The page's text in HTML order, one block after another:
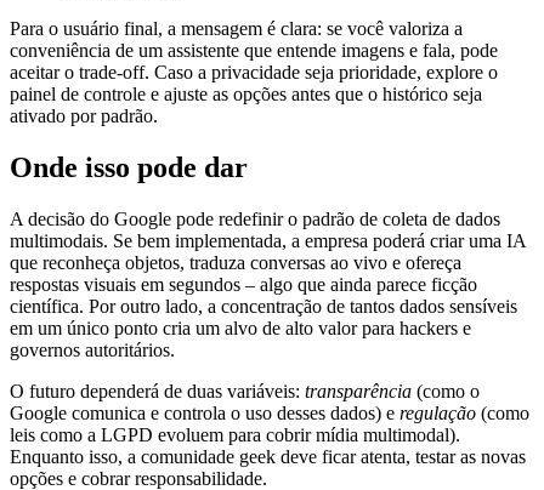
Para o usuário final, a mensagem é clara: se você valoriza a
conveniência de um assistente que entende imagens e fala, pode
aceitar o trade‑off. Caso a privacidade seja prioridade, explore o
painel de controle e ajuste as opções antes que o histórico seja
ativado por padrão.
Onde isso pode dar
A decisão do Google pode redefinir o padrão de coleta de dados
multimodais. Se bem implementada, a empresa poderá criar uma IA
que reconheça objetos, traduza conversas ao vivo e ofereça
respostas visuais em segundos – algo que ainda parece ficção
científica. Por outro lado, a concentração de tantos dados sensíveis
em um único ponto cria um alvo de alto valor para hackers e
governos autoritários.
O futuro dependerá de duas variáveis: transparência (como o
Google comunica e controla o uso desses dados) e regulação (como
leis como a LGPD evoluem para cobrir mídia multimodal).
Enquanto isso, a comunidade geek deve ficar atenta, testar as novas
opções e cobrar responsabilidade.